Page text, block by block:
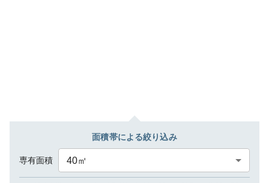
面積帯による絞り込み
専有面積 40㎡